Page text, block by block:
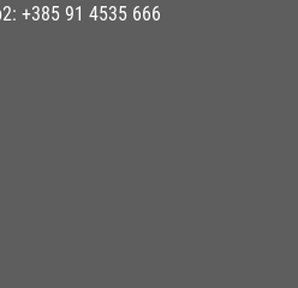
+385 91 4535 666